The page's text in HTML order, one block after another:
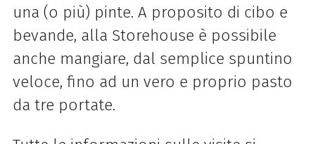
una (o più) pinte. A proposito di cibo e
bevande, alla Storehouse è possibile
anche mangiare, dal semplice spuntino
veloce, fino ad un vero e proprio pasto
da tre portate.